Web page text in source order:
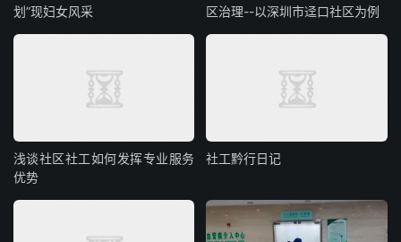
划”现妇女风采
区治理--以深圳市迳口社区为例
浅谈社区社工如何发挥专业服务
优势
社工黔行日记